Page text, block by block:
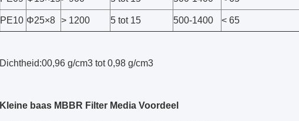
PE10 Φ25×8 > 1200 5 tot 15 500-1400 < 65
Dichtheid:00,96 g/cm3 tot 0,98 g/cm3
Kleine baas MBBR Filter Media Voordeel